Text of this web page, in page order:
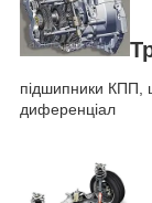
підшипники КПП,
диференціал